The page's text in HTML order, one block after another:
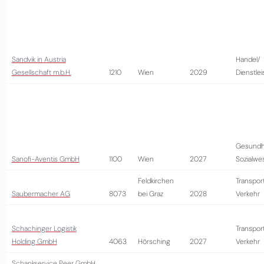
Sandvik in Austria
Gesellschaft m.b.H.
1210 Wien 2029
Handel/
Sanofi-Aventis GmbH 1100 Wien 2027
Saubermacher AG 8073
Feldkirchen
bei Graz
2028
Verkehr
Schachinger Logistik
Holding GmbH
4063 Hörsching 2027
Verkehr